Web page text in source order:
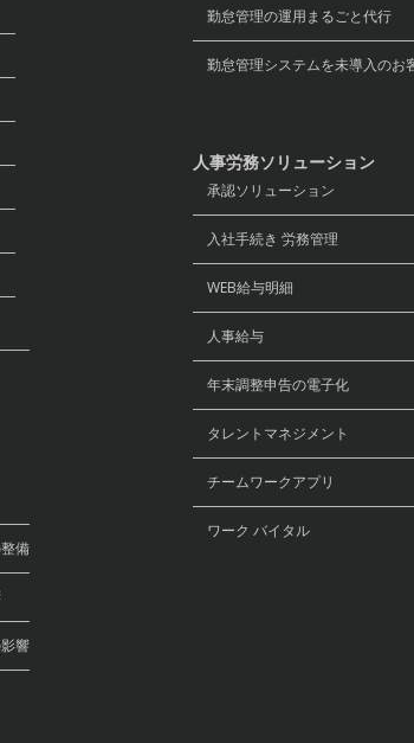
備
響
勤怠管理の運用まるごと代行
勤怠管理システムを未導入のお
人事労務ソリューション
承認ソリューション
入社手続き 労務管理
WEB給与明細
人事給与
年末調整申告の電子化
タレントマネジメント
チームワークアプリ
ワーク バイタル